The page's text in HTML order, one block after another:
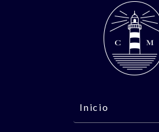
Inicio